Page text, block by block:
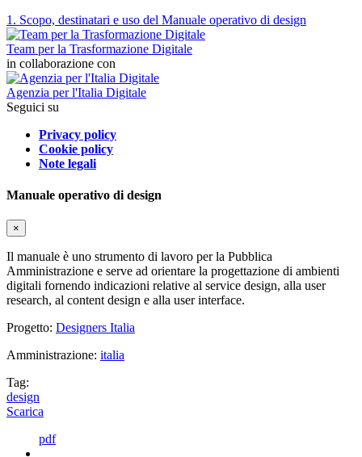
1. Scopo, destinatari e uso del Manuale operativo di design
Team per la Trasformazione Digitale
in collaborazione con
Agenzia per l'Italia Digitale
Seguici su
Privacy policy
Cookie policy
Note legali
Manuale operativo di design
×
Il manuale è uno strumento di lavoro per la Pubblica
Amministrazione e serve ad orientare la progettazione di ambienti
digitali fornendo indicazioni relative al service design, alla user
research, al content design e alla user interface.
Progetto: Designers Italia
Amministrazione: italia
Tag:
design
Scarica
pdf